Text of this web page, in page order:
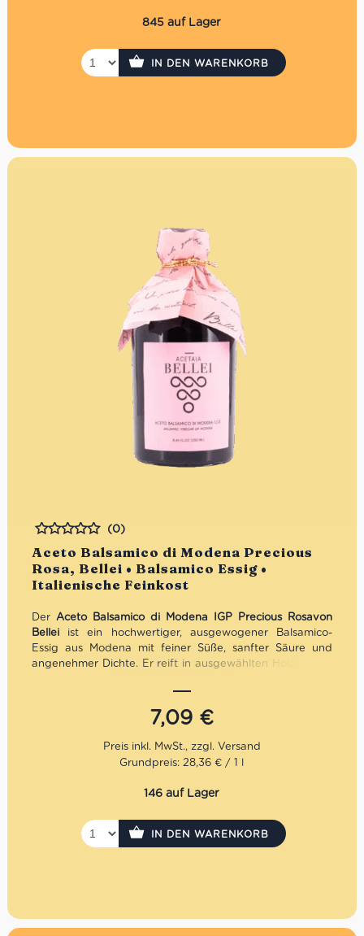
Der Gutschein wird per Einschreiben versendet. Es
fallen daher Versandkosten in Höhe von 3,30€ an.
P.S. Hast Du es eilig? Kaufe den Gutschein direkt in
unseren Supermercati, dann hast du ihn sofort!
845 auf Lager
IN DEN WARENKORB
Aceto Balsamico di Modena Precious
Rosa, Bellei • Balsamico Essig •
Italienische Feinkost
Bewertet
(0)
Der Aceto Balsamico di Modena IGP Precious Rosavon
Belleiist ein hochwertiger, ausgewogener Balsamico-
Essig aus Modena mit feiner Süße, sanfter Säure und
angenehmer Dichte. Er reift in ausgewählten Holzfässern
Fleischgerichte oder zum Verfeinern mediterraner
Rezepte. Ein eleganter Balsamico für Genießer, die Wert
auf Authentizität und Qualität legen.
7,09 €
Grundpreis: 28,36 € / 1 l
146 auf Lager
IN DEN WARENKORB